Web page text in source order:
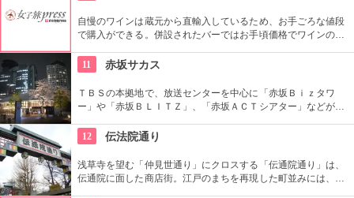
自慢のワインは蔵元から直輸入しているため、お手ごろな値段
で購入ができる。併設されたバーではお手頃価格でワインのテ
11
赤坂サカス
ＴＢＳの本拠地で、放送センターを中心に「赤坂Ｂｉｚタワ
ー」や「赤坂ＢＬＩＴＺ」、「赤坂ＡＣＴシアター」などが揃
12
伝法院通り
浅草寺を望む「仲見世通り」にクロスする「伝通院通り」は、
伝通院に面した商店街。江戸のまちを再現した町並みには、屋